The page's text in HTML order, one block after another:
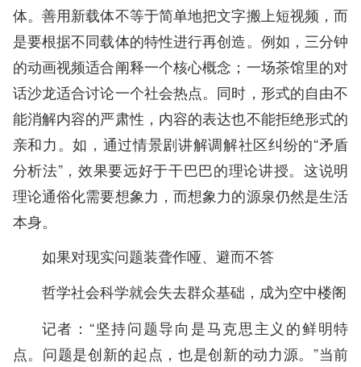
体。善用新载体不等于简单地把文字搬上短视频，而
是要根据不同载体的特性进行再创造。例如，三分钟
的动画视频适合阐释一个核心概念；一场茶馆里的对
话沙龙适合讨论一个社会热点。同时，形式的自由不
能消解内容的严肃性，内容的表达也不能拒绝形式的
亲和力。如，通过情景剧讲解调解社区纠纷的“矛盾
分析法”，效果要远好于干巴巴的理论讲授。这说明
理论通俗化需要想象力，而想象力的源泉仍然是生活
本身。
如果对现实问题装聋作哑、避而不答
哲学社会科学就会失去群众基础，成为空中楼阁
记者：“坚持问题导向是马克思主义的鲜明特
点。问题是创新的起点，也是创新的动力源。”当前